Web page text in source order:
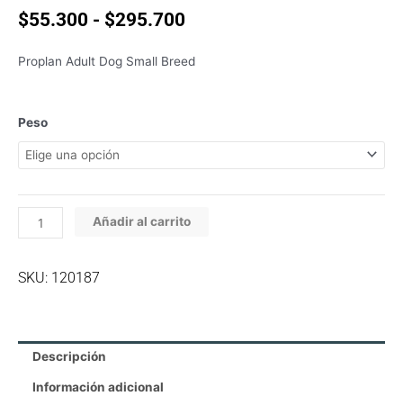
$55.300 - $295.700
precios:
$295.700
Proplan Adult Dog Small Breed
Peso
Proplan
Adult
Dog
Breed
cantidad
Añadir al carrito
SKU: 120187
Descripción
Información adicional